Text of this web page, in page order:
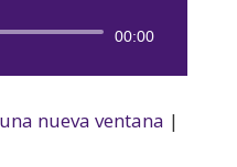
00:00
nueva ventana |